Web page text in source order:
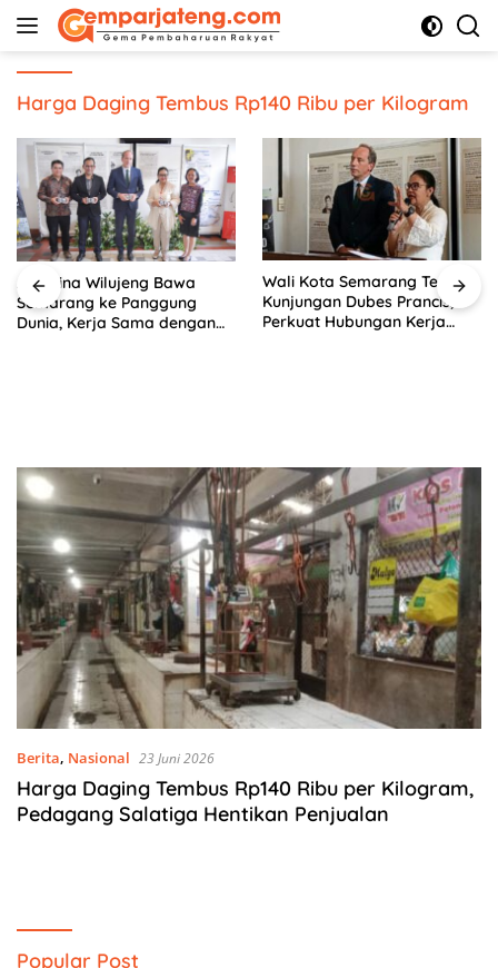
Langsung
Harga Daging Tembus Rp140 Ribu per Kilogram
Agustina Wilujeng Bawa
Semarang ke Panggung
Dunia, Kerja Sama dengan
Wali Kota Semarang Terima
Kunjungan Dubes Prancis,
Perkuat Hubungan Kerja
Berita, Nasional 23 Juni 2026
Harga Daging Tembus Rp140 Ribu per Kilogram,
Pedagang Salatiga Hentikan Penjualan
Popular Post